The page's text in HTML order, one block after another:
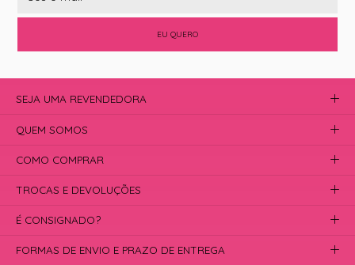
EU QUERO
SEJA UMA REVENDEDORA
QUEM SOMOS
COMO COMPRAR
TROCAS E DEVOLUÇÕES
É CONSIGNADO?
FORMAS DE ENVIO E PRAZO DE ENTREGA